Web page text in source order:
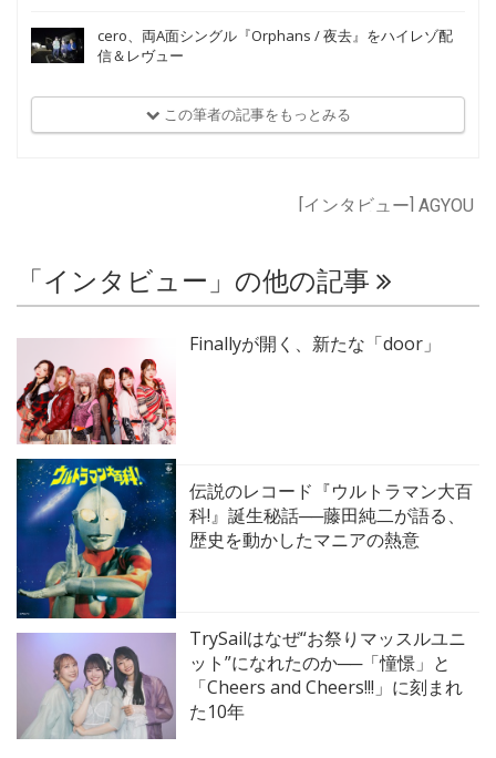
cero、両A面シングル『Orphans / 夜去』をハイレゾ配
信＆レヴュー
この筆者の記事をもっとみる
[インタビュー] AGYOU
「インタビュー」の他の記事
Finallyが開く、新たな「door」
伝説のレコード『ウルトラマン大百
科!』誕生秘話──藤田純二が語る、
歴史を動かしたマニアの熱意
TrySailはなぜ“お祭りマッスルユニ
ット”になれたのか──「憧憬」と
「Cheers and Cheers!!!」に刻まれ
た10年